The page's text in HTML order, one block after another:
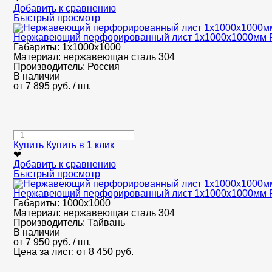
Добавить к сравнению
Быстрый просмотр
Нержавеющий перфорированный лист 1х1000х1000мм
Габариты: 1х1000х1000
Материал: нержавеющая сталь 304
Производитель: Россия
В наличии
от 7 895 руб. / шт.
Купить Купить в 1 клик
❤
Добавить к сравнению
Быстрый просмотр
Нержавеющий перфорированный лист 1х1000х1000мм
Габариты: 1000х1000
Материал: нержавеющая сталь 304
Производитель: Тайвань
В наличии
от 7 950 руб. / шт.
Цена за лист: от 8 450 руб.